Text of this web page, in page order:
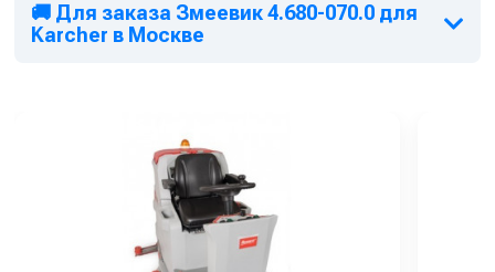
🚚 Для заказа Змеевик 4.680-070.0 для
Karcher в Москве